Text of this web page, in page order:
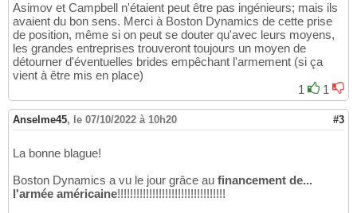
Asimov et Campbell n'étaient peut être pas ingénieurs; mais ils
avaient du bon sens. Merci à Boston Dynamics de cette prise
de position, même si on peut se douter qu'avec leurs moyens,
les grandes entreprises trouveront toujours un moyen de
détourner d'éventuelles brides empêchant l'armement (si ça
vient à être mis en place)
1
1
Anselme45, le 07/10/2022 à 10h20 #3
La bonne blague!
Boston Dynamics a vu le jour grâce au financement de...
l'armée américaine!!!!!!!!!!!!!!!!!!!!!!!!!!!!!!!!!!